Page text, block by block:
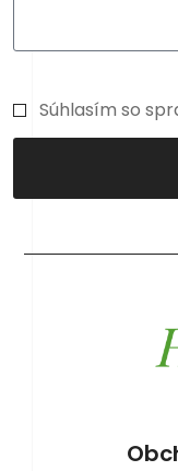
Súhlasím so